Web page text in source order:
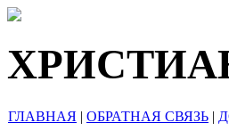
ГЛАВНАЯ | ОБРАТНАЯ СВЯЗЬ |